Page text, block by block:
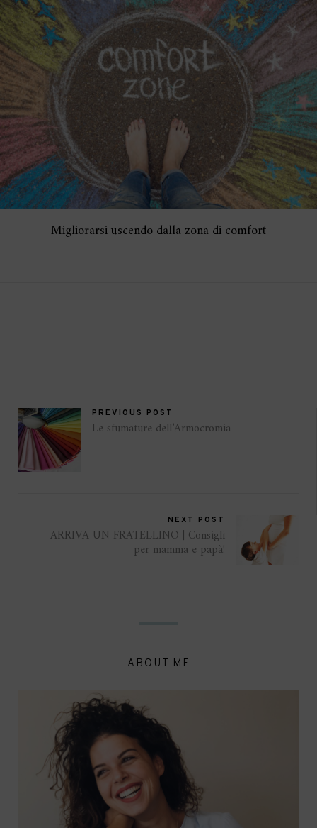
Migliorarsi uscendo dalla zona di comfort
PREVIOUS POST
Le sfumature dell’Armocromia
NEXT POST
ARRIVA UN FRATELLINO | Consigli
per mamma e papà!
ABOUT ME